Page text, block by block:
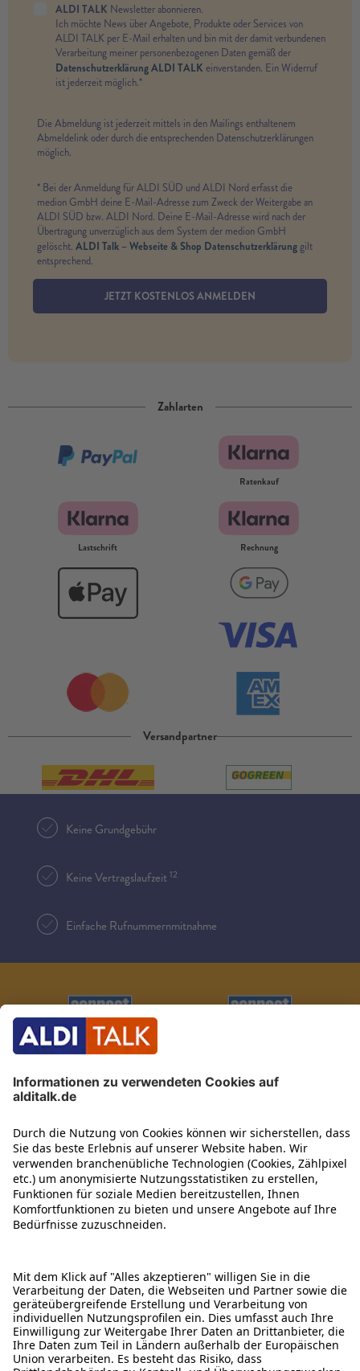
ALDI TALK Newsletter abonnieren.
Ich möchte News über Angebote, Produkte oder Services von
ALDI TALK per E-Mail erhalten und bin mit der damit verbundenen
Verarbeitung meiner personenbezogenen Daten gemäß der
Datenschutzerklärung ALDI TALK einverstanden. Ein Widerruf
ist jederzeit möglich.*
Die Abmeldung ist jederzeit mittels in den Mailings enthaltenem
Abmeldelink oder durch die entsprechenden Datenschutzerklärungen
möglich.
* Bei der Anmeldung für ALDI SÜD und ALDI Nord erfasst die
medion GmbH deine E-Mail-Adresse zum Zweck der Weitergabe an
ALDI SÜD bzw. ALDI Nord. Deine E-Mail-Adresse wird nach der
Übertragung unverzüglich aus dem System der medion GmbH
gelöscht. ALDI Talk – Webseite & Shop Datenschutzerklärunggilt
entsprechend.
JETZT KOSTENLOS ANMELDEN
Zahlarten
Ratenkauf
Lastschrift Rechnung
Versandpartner
Keine Grundgebühr
Keine Vertragslaufzeit12
Einfache Rufnummernmitnahme
ALDI TALK WEBSHOP
ALDI TALK MOBILFUNK